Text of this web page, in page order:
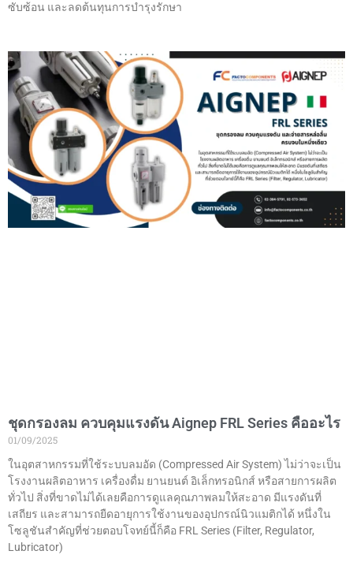
ซับซ้อน และลดต้นทุนการบำรุงรักษา
ชุดกรองลม ควบคุมแรงดัน Aignep FRL Series คืออะไร
01/09/2025
ในอุตสาหกรรมที่ใช้ระบบลมอัด (Compressed Air System) ไม่ว่าจะเป็น
โรงงานผลิตอาหาร เครื่องดื่ม ยานยนต์ อิเล็กทรอนิกส์ หรือสายการผลิต
ทั่วไป สิ่งที่ขาดไม่ได้เลยคือการดูแลคุณภาพลมให้สะอาด มีแรงดันที่
เสถียร และสามารถยืดอายุการใช้งานของอุปกรณ์นิวแมติกได้ หนึ่งใน
โซลูชันสำคัญที่ช่วยตอบโจทย์นี้ก็คือ FRL Series (Filter, Regulator,
Lubricator)